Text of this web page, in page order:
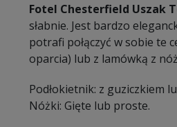
Fotel Chesterfield Uszak
słabnie. Jest bardzo
potrafi połączyć w sobie te
oparcia) lub z lamówką z
Podłokietnik: z guziczkiem
Nóżki: Gięte lub proste.